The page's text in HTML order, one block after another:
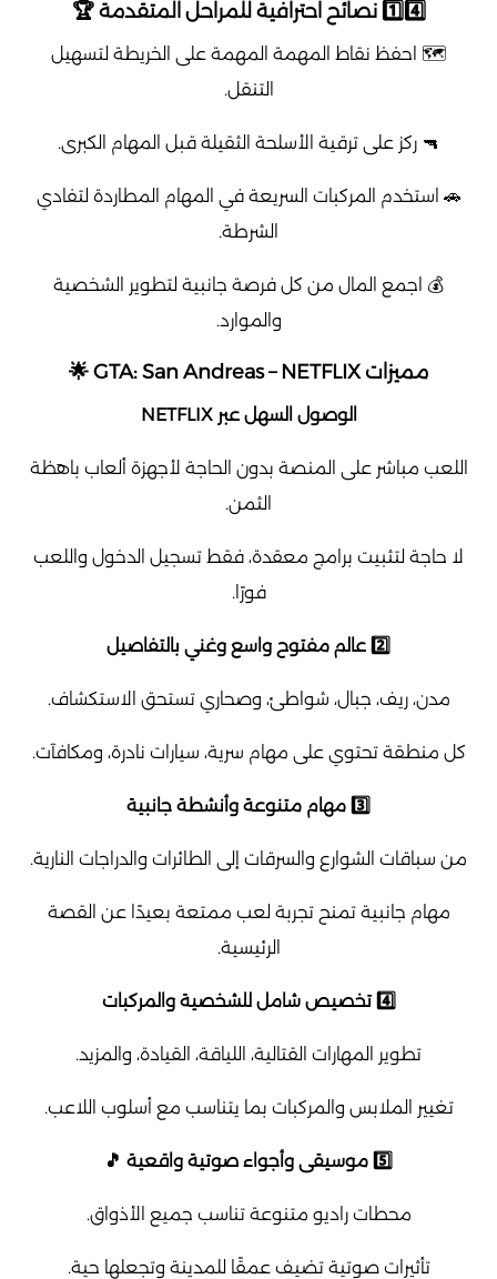
1️⃣4️⃣ نصائح احترافية للمراحل المتقدمة 🏆
🗺️ احفظ نقاط المهمة المهمة على الخريطة لتسهيل
التنقل.
🔫 ركز على ترقية الأسلحة الثقيلة قبل المهام الكبرى.
🚗 استخدم المركبات السريعة في المهام المطاردة لتفادي
الشرطة.
💰 اجمع المال من كل فرصة جانبية لتطوير الشخصية
والموارد.
مميزات GTA: San Andreas – NETFLIX 🌟
الوصول السهل عبر NETFLIX
اللعب مباشر على المنصة بدون الحاجة لأجهزة ألعاب باهظة
الثمن.
لا حاجة لتثبيت برامج معقدة، فقط تسجيل الدخول واللعب
فورًا.
2️⃣ عالم مفتوح واسع وغني بالتفاصيل
مدن، ريف، جبال، شواطئ، وصحاري تستحق الاستكشاف.
كل منطقة تحتوي على مهام سرية، سيارات نادرة، ومكافآت.
3️⃣ مهام متنوعة وأنشطة جانبية
من سباقات الشوارع والسرقات إلى الطائرات والدراجات النارية.
مهام جانبية تمنح تجربة لعب ممتعة بعيدًا عن القصة
الرئيسية.
4️⃣ تخصيص شامل للشخصية والمركبات
تطوير المهارات القتالية، اللياقة، القيادة، والمزيد.
تغيير الملابس والمركبات بما يتناسب مع أسلوب اللاعب.
5️⃣ موسيقى وأجواء صوتية واقعية 🎵
محطات راديو متنوعة تناسب جميع الأذواق.
تأثيرات صوتية تضيف عمقًا للمدينة وتجعلها حية.